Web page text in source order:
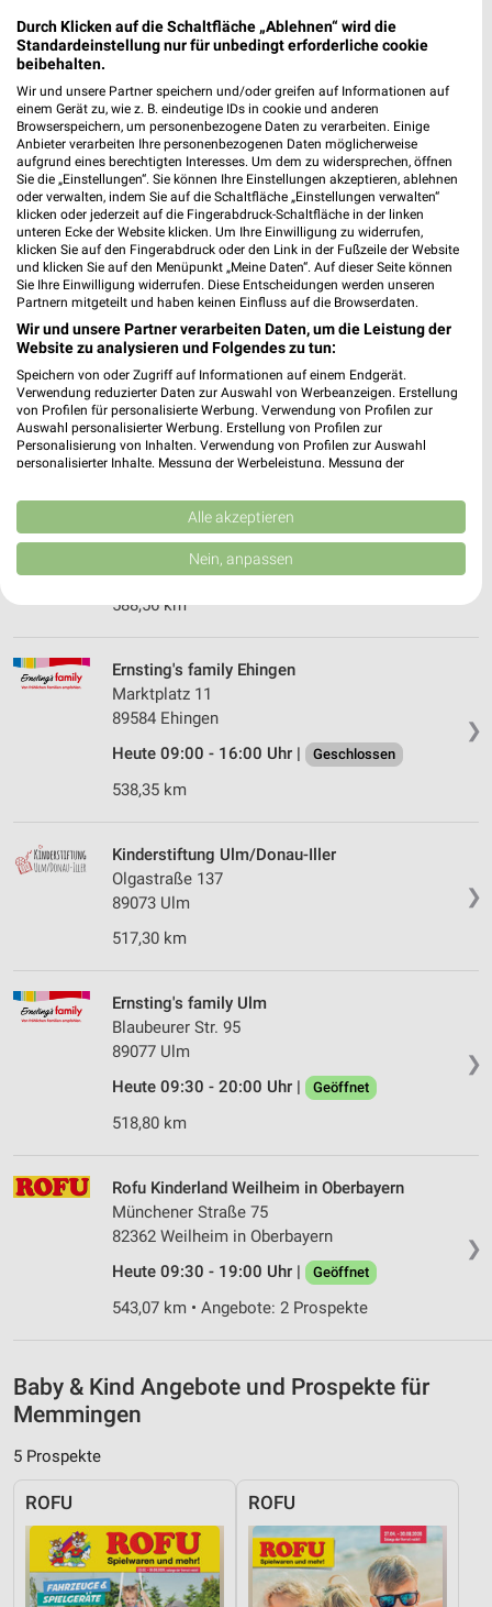
533,75 km
Ernsting's family Wangen
Siemensstrasse 7
88239 Wangen
Heute 09:00 - 20:00 Uhr | Geöffnet
593,86 km
Ernsting's family Erbach
Heinrich-Hammer Straße 17
89155 Erbach
Heute 09:00 - 18:00 Uhr | Geöffnet
528,22 km
❯
Liebfrauenstraße 8
88250 Weingarten
Heute 09:00 - 16:00 Uhr |
588,56 km
❯
Ernsting's family Ehingen
Marktplatz 11
89584 Ehingen
Heute 09:00 - 16:00 Uhr |
Geschlossen
538,35 km
❯
Kinderstiftung Ulm/Donau-Iller
Olgastraße 137
89073 Ulm
517,30 km
❯
Ernsting's family Ulm
Blaubeurer Str. 95
89077 Ulm
Heute 09:30 - 20:00 Uhr |
Geöffnet
518,80 km
❯
Rofu Kinderland Weilheim in Oberbayern
Münchener Straße 75
82362 Weilheim in Oberbayern
Heute 09:30 - 19:00 Uhr |
Geöffnet
543,07 km • Angebote: 2 Prospekte
Baby & Kind Angebote und Prospekte für
Memmingen
5 Prospekte
ROFU ROFU
Durch Klicken auf die Schaltfläche „Ablehnen“ wird die
Standardeinstellung nur für unbedingt erforderliche cookie
beibehalten.
Wir und unsere Partner speichern und/oder greifen auf Informationen auf
einem Gerät zu, wie z. B. eindeutige IDs in cookie und anderen
Browserspeichern, um personenbezogene Daten zu verarbeiten. Einige
Anbieter verarbeiten Ihre personenbezogenen Daten möglicherweise
aufgrund eines berechtigten Interesses. Um dem zu widersprechen, öffnen
Sie die „Einstellungen“. Sie können Ihre Einstellungen akzeptieren, ablehnen
oder verwalten, indem Sie auf die Schaltfläche „Einstellungen verwalten“
klicken oder jederzeit auf die Fingerabdruck-Schaltfläche in der linken
unteren Ecke der Website klicken. Um Ihre Einwilligung zu widerrufen,
klicken Sie auf den Fingerabdruck oder den Link in der Fußzeile der Website
und klicken Sie auf den Menüpunkt „Meine Daten“. Auf dieser Seite können
Sie Ihre Einwilligung widerrufen. Diese Entscheidungen werden unseren
Partnern mitgeteilt und haben keinen Einfluss auf die Browserdaten.
Wir und unsere Partner verarbeiten Daten, um die Leistung der
Website zu analysieren und Folgendes zu tun:
Speichern von oder Zugriff auf Informationen auf einem Endgerät.
Verwendung reduzierter Daten zur Auswahl von Werbeanzeigen. Erstellung
von Profilen für personalisierte Werbung. Verwendung von Profilen zur
Auswahl personalisierter Werbung. Erstellung von Profilen zur
Personalisierung von Inhalten. Verwendung von Profilen zur Auswahl
personalisierter Inhalte. Messung der Werbeleistung. Messung der
Kombinationen von Daten aus verschiedenen Quellen. Entwicklung und
Verbesserung der Angebote. Verwendung reduzierter Daten zur Auswahl
von Inhalten.
Daten können außerhalb der Europäischen Union weitergegeben und in die
USA gesendet werden.
Website/App.
Wir nutzen Ihre Daten für folgende Zwecke:
IAB-Verarbeitungszwecke:
Speichern von oder Zugriff auf Informationen
auf einem Endgerät
Verwendung reduzierter Daten zur Auswahl von
Erstellung von Profilen für personalisierte
Werbung
personalisierter Werbung
von Inhalten
Verwendung von Profilen zur Auswahl
Analyse von Zielgruppen durch Statistiken oder
Kombinationen von Daten aus verschiedenen
Entwicklung und Verbesserung der Angebote
IAB-Besonderheiten:
Verwendung genauer Standortdaten
Geräte anhand von aktiv angeforderten
Notwendig
Performance
Alle akzeptieren
Nein, anpassen